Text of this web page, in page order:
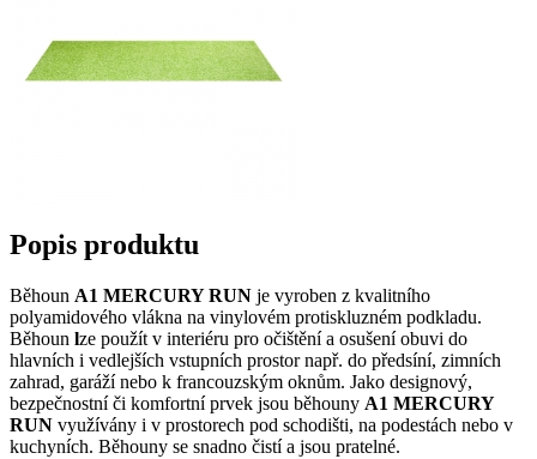
Popis produktu
Běhoun A1 MERCURY RUN je vyroben z kvalitního
polyamidového vlákna na vinylovém protiskluzném podkladu.
Běhoun lze použít v interiéru pro očištění a osušení obuvi do
hlavních i vedlejších vstupních prostor např. do předsíní, zimních
zahrad, garáží nebo k francouzským oknům. Jako designový,
bezpečnostní či komfortní prvek jsou běhouny A1 MERCURY
RUN využívány i v prostorech pod schodišti, na podestách nebo v
kuchyních. Běhouny se snadno čistí a jsou pratelné.